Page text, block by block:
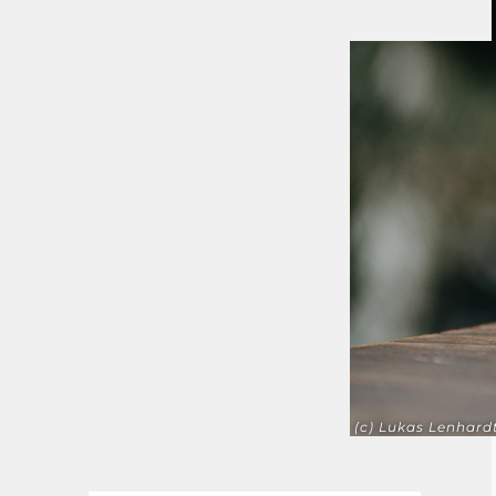
(c) Lukas